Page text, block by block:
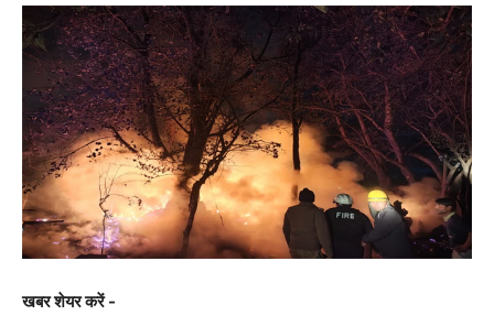
खबर शेयर करें -